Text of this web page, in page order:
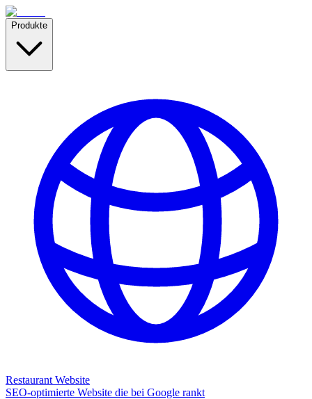
Produkte
Restaurant Website
SEO-optimierte Website die bei Google rankt